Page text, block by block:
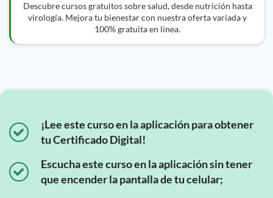
Descubre cursos gratuitos sobre salud, desde nutrición hasta
virología. Mejora tu bienestar con nuestra oferta variada y
100% gratuita en línea.
¡Lee este curso en la aplicación para obtener
tu Certificado Digital!
Escucha este curso en la aplicación sin tener
que encender la pantalla de tu celular;